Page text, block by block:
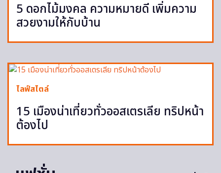
5 ดอกไม้มงคล ความหมายดี เพิ่มความ
สวยงามให้กับบ้าน
ไลฟ์สไตล์
15 เมืองน่าเที่ยวทั่วออสเตรเลีย ทริปหน้า
ต้องไป